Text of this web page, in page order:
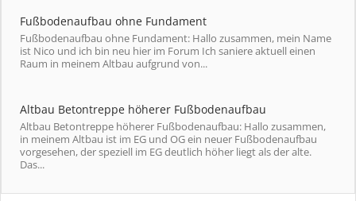
Fußbodenaufbau ohne Fundament
Fußbodenaufbau ohne Fundament: Hallo zusammen, mein Name
ist Nico und ich bin neu hier im Forum Ich saniere aktuell einen
Raum in meinem Altbau aufgrund von...
Altbau Betontreppe höherer Fußbodenaufbau
Altbau Betontreppe höherer Fußbodenaufbau: Hallo zusammen,
in meinem Altbau ist im EG und OG ein neuer Fußbodenaufbau
vorgesehen, der speziell im EG deutlich höher liegt als der alte.
Das...